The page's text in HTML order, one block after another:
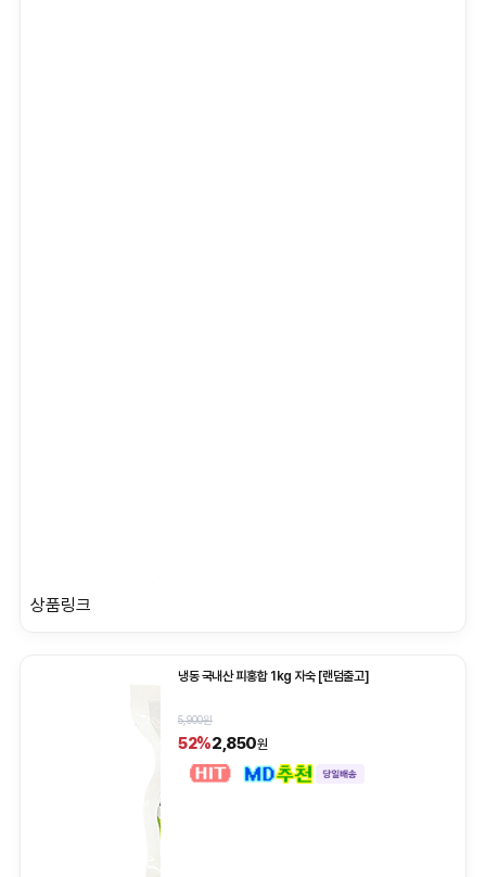
상품링크
냉동 국내산 피홍합 1kg 자숙 [랜덤출고]
5,900원
52%2,850원